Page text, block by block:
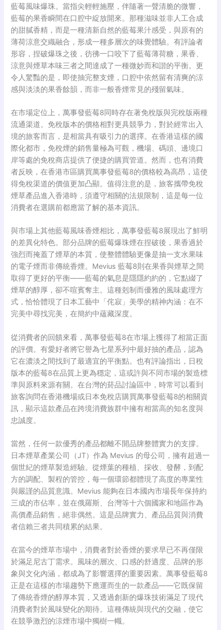
藍莓風味爆珠。當指尖輕輕施壓，伴隨著一聲清脆的微響，
藍莓的果香瞬間在口腔中綻放開來。那種滋味並非人工合成
的甜膩香精，而是一種清新自然的藍莓果汁感受 ，與原有的
薄荷涼意交織融合，形成一種多層次的味覺體驗。有評論者
形容，捏破爆珠之後，彷彿一口咬下了藍莓薄荷糖 ，果香、
涼意與煙草本味三者之間達成了一種微妙而和諧的平衡。更
令人驚豔的是，即使抽完整支煙，口腔中依然留有清爽的涼
感與淡淡的果香餘韻 ，而非一般香煙常見的殘留氣味。
在市場定位上，萬事發藍莓8同時存在著免稅版與完稅版兩種
流通渠道。免稅版本的價格相對更具競爭力 ，對於經常出入
境的旅客而言，是相當具有吸引力的選擇。在香港這樣的國
際化都市，免稅煙的銷售量極為可觀 ，機場、碼頭、邊境口
岸等處的免稅商店提供了便捷的購買管道。然而，也有消費
者反映，在香港市區購買萬事發藍莓8的價格較為高昂 ，這使
得免稅渠道的價值更加凸顯。值得注意的是，旅客攜帶免稅
煙草產品進入香港時，須遵守相關的法規限制 ，這是每一位
消費者在選購前都應當了解的基本資訊。
與市場上其他藍莓風味香煙相比，萬事發藍莓8展現出了鮮明
的差異化特色。部分品牌的藍莓爆珠煙在捏破後，果香過於
強烈而掩蓋了煙草的本質，使整體體驗更像是抽一支水果味
的電子煙而非傳統香煙。Mevius 藍莓8則在果香與煙草之間
取得了更好的平衡——藍莓的氣息是隱隱約約的 ，它點綴了
煙草的醇厚，卻不喧賓奪主。這種剋制而優雅的風味處理方
式，恰恰體現了日本工藝中「侘寂」美學的精神內涵：在不
完美中尋找完美，在簡約中蘊藏深度。
從消費者的回饋來看，萬事發藍莓8在市場上獲得了相當正面
的評價。有愛好者將它譽為七星系列中最好抽的產品 ，認為
它在濃淡之間找到了最適宜的平衡點。也有評論指出，日稅
版本的藍莓8在品質上更為穩定 ，這或許與不同市場的製造標
準與原料來源有關。在台灣的菸品討論區中，時常可以看到
旅客詢問在香港機場或日本免稅店購買萬事發藍莓8的相關資
訊 ，顯示這款產品在跨境消費族群中擁有相當高的知名度與
忠誠度。
當然，任何一款優秀的產品都離不開品牌整體實力的支撐。
日本煙草產業公司（JT）作為 Mevius 的母公司，擁有超過一
個世紀的煙草製造經驗。從煙葉的種植、採收、發酵，到配
方的調配、製程的管控，每一個環節都體現了高度的專業性
與嚴謹的品質意識。Mevius 能夠在日本國內市場長年保持約
三成的市佔率 ，並在俄羅斯、台灣等十六個國家和地區作為
高價產品銷售 ，絕非偶然。這是品牌實力、產品品質與消費
者信賴三者共同積累的結果。
在當今的煙草市場中，消費者對於香煙的要求早已不再僅限
於滿足尼古丁需求。風味的層次、口感的舒適度、品牌的形
象與文化內涵，都成為了影響選擇的重要因素。萬事發藍莓8
正是在這樣的市場趨勢下應運而生的一款產品——它既保留
了傳統香煙的醇厚本質，又透過創新的爆珠技術滿足了現代
消費者對於風味變化的期待。這種傳統與現代的交融，使它
在競爭激烈的涼煙市場中獨樹一幟。